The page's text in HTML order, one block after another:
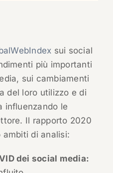
sui social
più importanti
sui cambiamenti
del loro utilizzo e di
influenzando le
Il rapporto 2020
di analisi:
dei social media: